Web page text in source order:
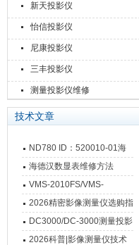
新天投影仪
怡信投影仪
尼康投影仪
三丰投影仪
测量投影仪维修
技术文章
ND780 ID：520010-01海
德汉数显表故障维修内容
海德汉数显表维修方法
VMS-2010FS/VMS-
3020FS/VMS-4030FS手动
影像测量仪技术参数
2026精密影像测量仪选购指
南 靠谱品牌一站式选型推荐
DC3000/DC-3000测量投影
仪万濠数据处理器数显表故
2026科普|影像测量仪技术